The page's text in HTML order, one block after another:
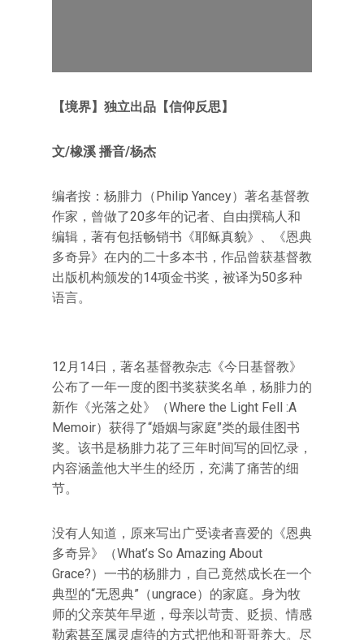
【境界】独立出品【信仰反思】
文/橡溪 播音/杨杰
编者按：杨腓力（Philip Yancey）著名基督教
作家，曾做了20多年的记者、自由撰稿人和
编辑，著有包括畅销书《耶稣真貌》、《恩典
多奇异》在内的二十多本书，作品曾获基督教
出版机构颁发的14项金书奖，被译为50多种
语言。
12月14日，著名基督教杂志《今日基督教》
公布了一年一度的图书奖获奖名单，杨腓力的
新作《光落之处》（Where the Light Fell :A
Memoir）获得了“婚姻与家庭”类的最佳图书
奖。该书是杨腓力花了三年时间写的回忆录，
内容涵盖他大半生的经历，充满了痛苦的细
节。
没有人知道，原来写出广受读者喜爱的《恩典
多奇异》（What’s So Amazing About
Grace?）一书的杨腓力，自己竟然成长在一个
典型的“无恩典”（ungrace）的家庭。身为牧
师的父亲英年早逝，母亲以苛责、贬损、情感
勒索甚至属灵虐待的方式把他和哥哥养大。尽